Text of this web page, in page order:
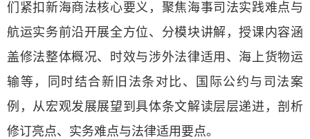
们紧扣新海商法核心要义，聚焦海事司法实践难点与
航运实务前沿开展全方位、分模块讲解，授课内容涵
盖修法整体概况、时效与涉外法律适用、海上货物运
输等，同时结合新旧法条对比、国际公约与司法案
例，从宏观发展展望到具体条文解读层层递进，剖析
修订亮点、实务难点与法律适用要点。